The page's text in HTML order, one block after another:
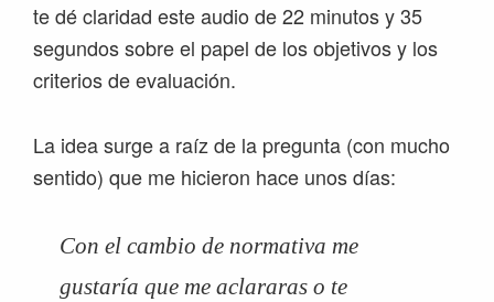
te dé claridad este audio de 22 minutos y 35
segundos sobre el papel de los objetivos y los
criterios de evaluación.
La idea surge a raíz de la pregunta (con mucho
sentido) que me hicieron hace unos días:
Con el cambio de normativa me
gustaría que me aclararas o te